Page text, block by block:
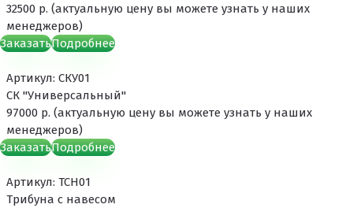
32500 р. (актуальную цену вы можете узнать у наших
менеджеров)
ЗаказатьПодробнее
Артикул: СКУ01
СК "Универсальный"
97000 р. (актуальную цену вы можете узнать у наших
менеджеров)
ЗаказатьПодробнее
Артикул: ТСН01
Трибуна с навесом